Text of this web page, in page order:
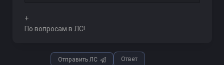
+
По вопросам в ЛС!
Отправить ЛС Ответ